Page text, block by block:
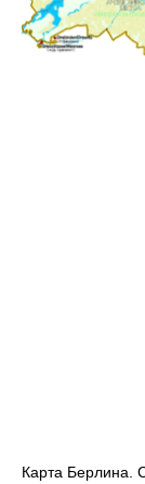
Карта Берлина.